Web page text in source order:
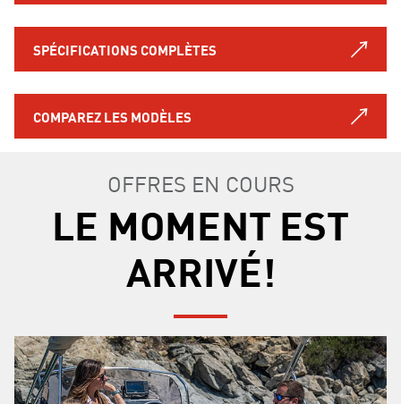
COMPAREZ LES MODÈLES
SPÉCIFICATIONS COMPLÈTES
OFFRES EN COURS
LE MOMENT EST
ARRIVÉ!